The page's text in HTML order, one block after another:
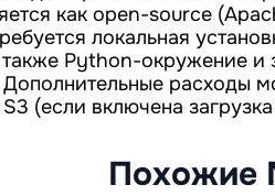
как open-source
локальная
Python-окружение и
расходы
(если включена
Похожие